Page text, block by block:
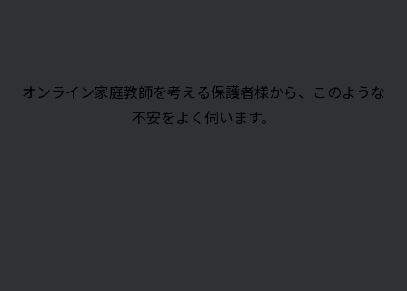
オンライン家庭教師を考える保護者様から、このような
不安をよく伺います。